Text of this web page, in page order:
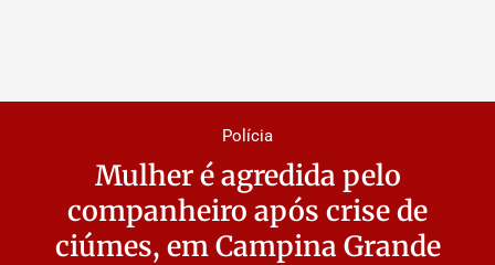
Polícia
Mulher é agredida pelo
companheiro após crise de
ciúmes, em Campina Grande